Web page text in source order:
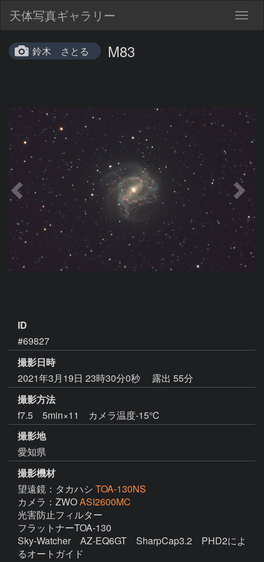
天体写真ギャラリー
鈴木 さとる M83
ID
#69827
撮影日時
2021年3月19日 23時30分0秒
露出 55分
撮影方法
f7.5 5min×11 カメラ温度-15℃
撮影地
愛知県
撮影機材
望遠鏡：タカハシ TOA-130NS
カメラ：ZWOASI2600MC
光害防止フィルター
フラットナーTOA-130
Sky-Watcher　AZ-EQ6GT　SharpCap3.2　PHD2によ
るオートガイド